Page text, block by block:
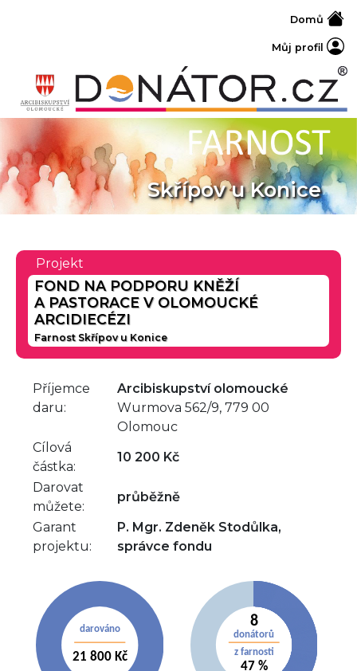
Domů
Můj profil
Skřípov u Konice
Projekt
FOND NA PODPORU KNĚŽÍ
A PASTORACE V OLOMOUCKÉ
ARCIDIECÉZI
Farnost Skřípov u Konice
Příjemce
daru:
Arcibiskupství olomoucké
Wurmova 562/9, 779 00
Olomouc
Cílová
částka:
10 200 Kč
Darovat
můžete:
průběžně
Garant
projektu:
P. Mgr. Zdeněk Stodůlka,
správce fondu